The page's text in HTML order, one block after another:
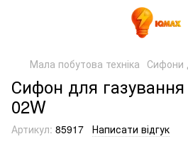
Мала побутова техніка Сифони
Сифон для
02W
Артикул: 85917 Написати відгук